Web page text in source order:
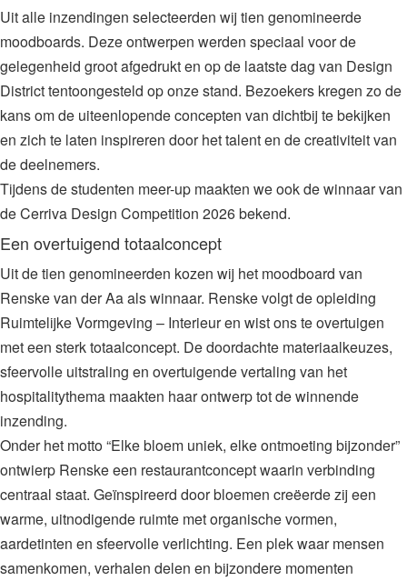
Uit alle inzendingen selecteerden wij tien genomineerde
moodboards. Deze ontwerpen werden speciaal voor de
gelegenheid groot afgedrukt en op de laatste dag van Design
District tentoongesteld op onze stand. Bezoekers kregen zo de
kans om de uiteenlopende concepten van dichtbij te bekijken
en zich te laten inspireren door het talent en de creativiteit van
de deelnemers.
Tijdens de studenten meer-up maakten we ook de winnaar van
de Cerriva Design Competition 2026 bekend.
Een overtuigend totaalconcept
Uit de tien genomineerden kozen wij het moodboard van
Renske van der Aa als winnaar. Renske volgt de opleiding
Ruimtelijke Vormgeving – Interieur en wist ons te overtuigen
met een sterk totaalconcept. De doordachte materiaalkeuzes,
sfeervolle uitstraling en overtuigende vertaling van het
hospitalitythema maakten haar ontwerp tot de winnende
inzending.
Onder het motto “Elke bloem uniek, elke ontmoeting bijzonder”
ontwierp Renske een restaurantconcept waarin verbinding
centraal staat. Geïnspireerd door bloemen creëerde zij een
warme, uitnodigende ruimte met organische vormen,
aardetinten en sfeervolle verlichting. Een plek waar mensen
samenkomen, verhalen delen en bijzondere momenten